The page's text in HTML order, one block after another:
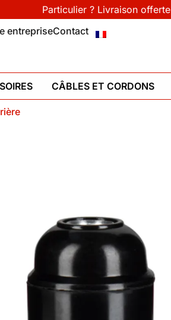
Particulier ? Livraison offerte
entrepriseContact
CÂBLES ET CORDONS